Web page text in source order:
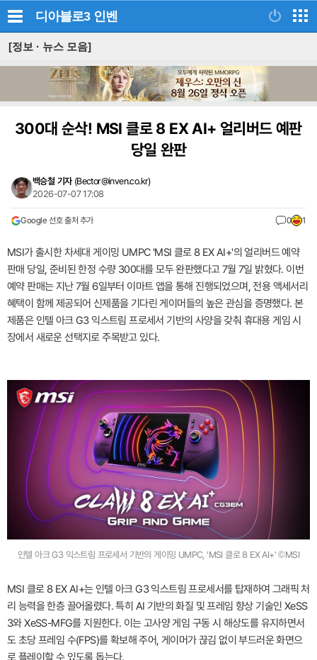
디아블로3 인벤
[정보 · 뉴스 모음]
300대 순삭! MSI 클로 8 EX AI+ 얼리버드 예판
당일 완판
백승철 기자 (Bector@inven.co.kr)
2026-07-07 17:08
Google 선호 출처 추가 0 1
MSI가 출시한 차세대 게이밍 UMPC 'MSI 클로 8 EX AI+'의 얼리버드 예약
판매 당일, 준비된 한정 수량 300대를 모두 완판했다고 7월 7일 밝혔다. 이번
예약 판매는 지난 7월 6일부터 이마트 앱을 통해 진행되었으며, 전용 액세서리
혜택이 함께 제공되어 신제품을 기다린 게이머들의 높은 관심을 증명했다. 본
제품은 인텔 아크 G3 익스트림 프로세서 기반의 사양을 갖춰 휴대용 게임 시
장에서 새로운 선택지로 주목받고 있다.
인텔 아크 G3 익스트림 프로세서 기반의 게이밍 UMPC, 'MSI 클로 8 EX AI+' ©MSI
MSI 클로 8 EX AI+는 인텔 아크 G3 익스트림 프로세서를 탑재하여 그래픽 처
리 능력을 한층 끌어올렸다. 특히 AI 기반의 화질 및 프레임 향상 기술인 XeSS
3와 XeSS-MFG를 지원한다. 이는 고사양 게임 구동 시 해상도를 유지하면서
도 초당 프레임 수(FPS)를 확보해 주어, 게이머가 끊김 없이 부드러운 화면으
로 플레이할 수 있도록 돕는다.